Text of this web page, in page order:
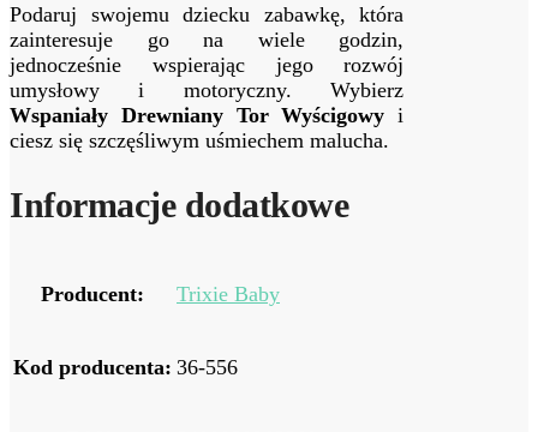
Podaruj swojemu dziecku zabawkę, która
zainteresuje go na wiele godzin,
jednocześnie wspierając jego rozwój
umysłowy i motoryczny. Wybierz
Wspaniały Drewniany Tor Wyścigowy i
ciesz się szczęśliwym uśmiechem malucha.
Informacje dodatkowe
Producent: Trixie Baby
Kod producenta: 36-556